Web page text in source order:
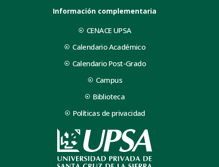
Información complementaria
CENACE UPSA
Calendario Académico
Calendario Post-Grado
Campus
Biblioteca
Políticas de privacidad